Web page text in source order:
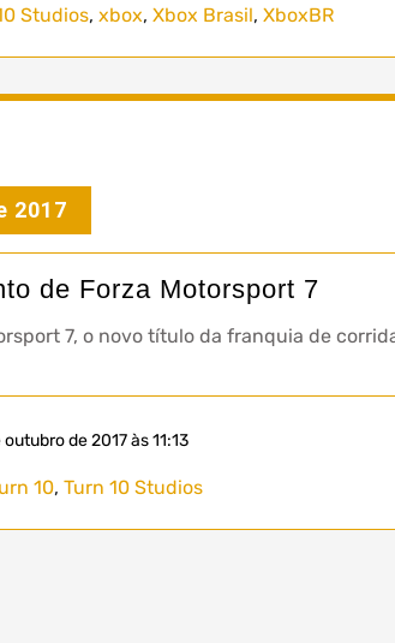
Studios, xbox, Xbox Brasil, XboxBR
2017
de Forza Motorsport 7
7, o novo título da franquia de
outubro de 2017 às 11:13
10, Turn 10 Studios